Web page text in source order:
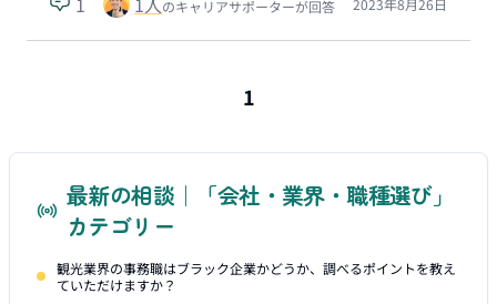
のキャリアサポーターが回答 2023年8月26日
1
最新の相談｜「会社・業界・職種選び」
カテゴリー
観光業界の事務職はブラック企業かどうか、調べるポイントを教え
ていただけますか？